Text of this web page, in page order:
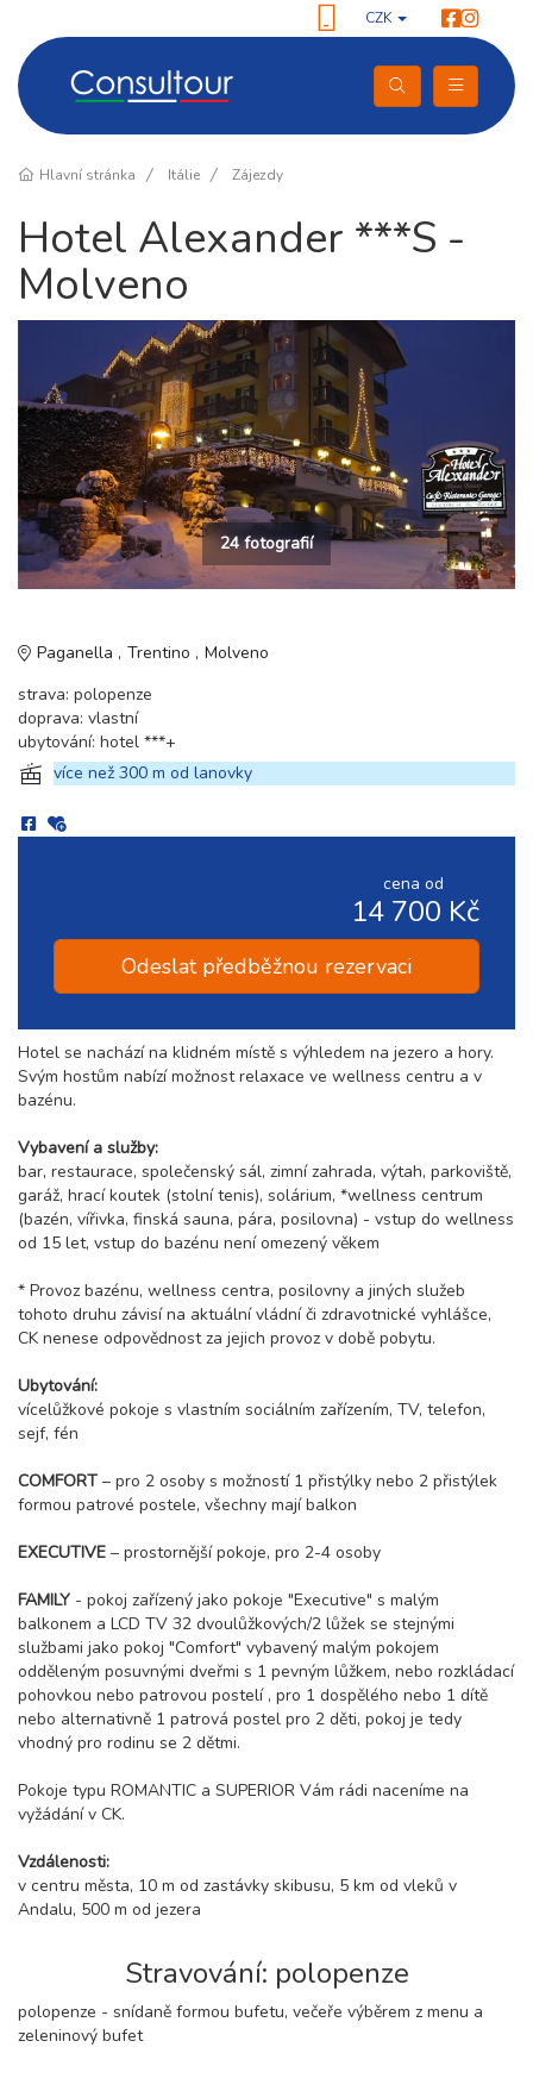
CZK
Hlavní stránka Itálie Zájezdy
Hotel Alexander ***S -
Molveno
24 fotografií
Paganella Trentino
Molveno
strava: polopenze
doprava: vlastní
ubytování: hotel ***+
více než 300 m od lanovky
cena od
14 700 Kč
Odeslat předběžnou rezervaci
Hotel se nachází na klidném místě s výhledem na jezero a hory.
Svým hostům nabízí možnost relaxace ve wellness centru a v
bazénu.
Vybavení a služby:
bar, restaurace, společenský sál, zimní zahrada, výtah, parkoviště,
garáž, hrací koutek (stolní tenis), solárium, *wellness centrum
(bazén, vířivka, finská sauna, pára, posilovna) - vstup do wellness
od 15 let, vstup do bazénu není omezený věkem
* Provoz bazénu, wellness centra, posilovny a jiných služeb
tohoto druhu závisí na aktuální vládní či zdravotnické vyhlášce,
CK nenese odpovědnost za jejich provoz v době pobytu.
Ubytování:
vícelůžkové pokoje s vlastním sociálním zařízením, TV, telefon,
sejf, fén
COMFORT – pro 2 osoby s možností 1 přistýlky nebo 2 přistýlek
formou patrové postele, všechny mají balkon
EXECUTIVE – prostornější pokoje, pro 2-4 osoby
FAMILY - pokoj zařízený jako pokoje "Executive" s malým
balkonem a LCD TV 32 dvoulůžkových/2 lůžek se stejnými
službami jako pokoj "Comfort" vybavený malým pokojem
odděleným posuvnými dveřmi s 1 pevným lůžkem, nebo rozkládací
pohovkou nebo patrovou postelí , pro 1 dospělého nebo 1 dítě
nebo alternativně 1 patrová postel pro 2 děti, pokoj je tedy
vhodný pro rodinu se 2 dětmi.
Pokoje typu ROMANTIC a SUPERIOR Vám rádi naceníme na
vyžádání v CK.
Vzdálenosti:
v centru města, 10 m od zastávky skibusu, 5 km od vleků v
Andalu, 500 m od jezera
Stravování: polopenze
polopenze - snídaně formou bufetu, večeře výběrem z menu a
zeleninový bufet